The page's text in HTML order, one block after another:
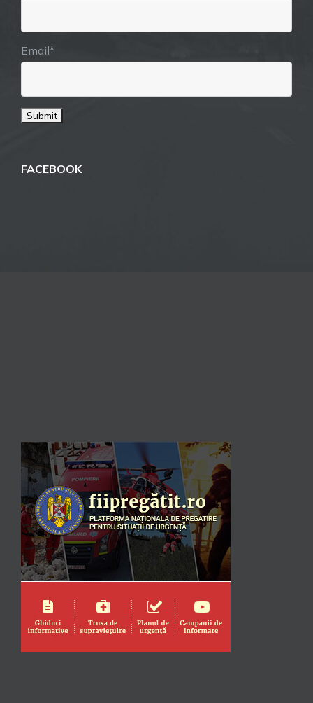
Email*
FACEBOOK